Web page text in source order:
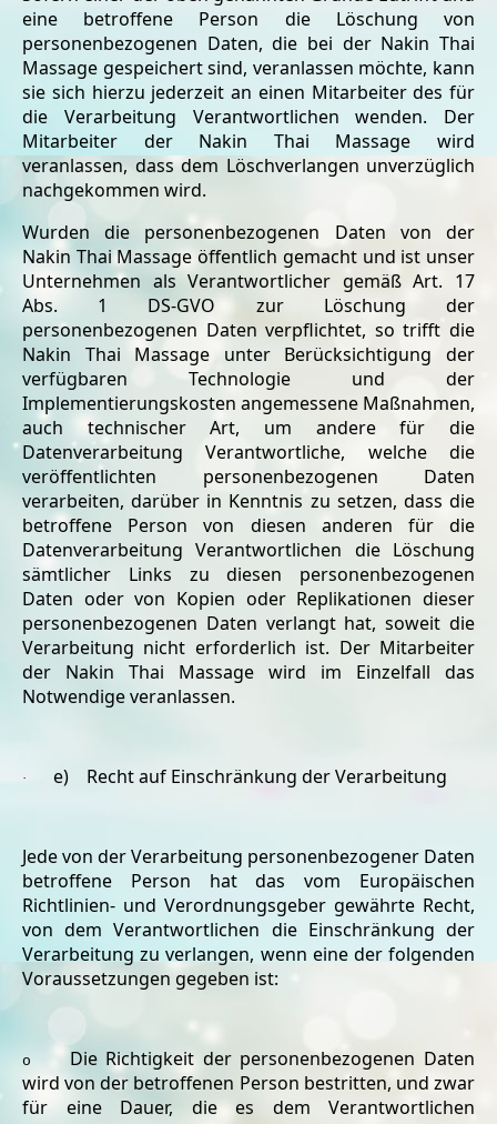
eine betroffene Person die Löschung von
personenbezogenen Daten, die bei der Nakin Thai
Massage gespeichert sind, veranlassen möchte, kann
sie sich hierzu jederzeit an einen Mitarbeiter des für
die Verarbeitung Verantwortlichen wenden. Der
Mitarbeiter der Nakin Thai Massage wird
veranlassen, dass dem Löschverlangen unverzüglich
nachgekommen wird.
Wurden die personenbezogenen Daten von der
Nakin Thai Massage öffentlich gemacht und ist unser
Unternehmen als Verantwortlicher gemäß Art. 17
Abs. 1 DS-GVO zur Löschung der
personenbezogenen Daten verpflichtet, so trifft die
Nakin Thai Massage unter Berücksichtigung der
verfügbaren Technologie und der
Implementierungskosten angemessene Maßnahmen,
auch technischer Art, um andere für die
Datenverarbeitung Verantwortliche, welche die
veröffentlichten personenbezogenen Daten
verarbeiten, darüber in Kenntnis zu setzen, dass die
betroffene Person von diesen anderen für die
Datenverarbeitung Verantwortlichen die Löschung
sämtlicher Links zu diesen personenbezogenen
Daten oder von Kopien oder Replikationen dieser
personenbezogenen Daten verlangt hat, soweit die
Verarbeitung nicht erforderlich ist. Der Mitarbeiter
der Nakin Thai Massage wird im Einzelfall das
Notwendige veranlassen.
· e) Recht auf Einschränkung der Verarbeitung
Jede von der Verarbeitung personenbezogener Daten
betroffene Person hat das vom Europäischen
Richtlinien- und Verordnungsgeber gewährte Recht,
von dem Verantwortlichen die Einschränkung der
Verarbeitung zu verlangen, wenn eine der folgenden
Voraussetzungen gegeben ist:
o Die Richtigkeit der personenbezogenen Daten
wird von der betroffenen Person bestritten, und zwar
für eine Dauer, die es dem Verantwortlichen